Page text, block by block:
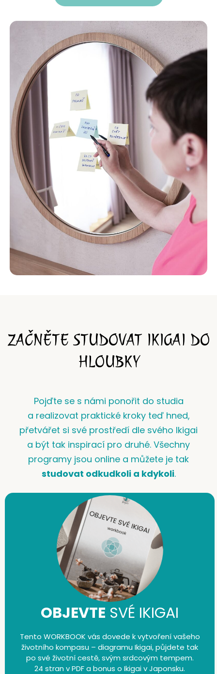
ZAČNĚTE STUDOVAT IKIGAI DO
HLOUBKY
Pojďte se s námi ponořit do studia
a realizovat praktické kroky teď hned,
přetvářet si své prostředí dle svého Ikigai
a být tak inspirací pro druhé. Všechny
programy jsou online a můžete je tak
studovat odkudkoli a kdykoli.
OBJEVTE SVÉ IKIGAI
Tento WORKBOOK vás dovede k vytvoření vašeho
životního kompasu – diagramu Ikigai, půjdete tak
po své životní cestě, svým srdcovým tempem.
24 stran v PDF a bonus o Ikigai v Japonsku.